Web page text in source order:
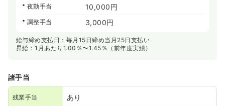
夜勤手当 10,000円
調整手当 3,000円
給与締め支払日：毎月15日締め当月25日支払い
昇給：1月あたり1.00％〜1.45％（前年度実績）
諸手当
残業手当 あり